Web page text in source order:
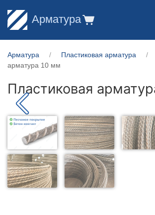
Арматура
Арматура Пластиковая арматура
арматура 10 мм
Пластиковая